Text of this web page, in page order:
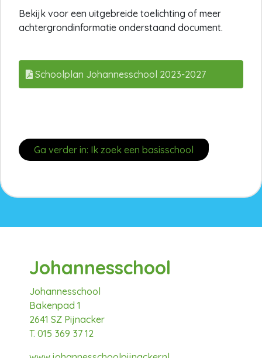
Bekijk voor een uitgebreide toelichting of meer
achtergrondinformatie onderstaand document.
Schoolplan Johannesschool 2023-2027
Ga verder in: Ik zoek een basisschool
Johannesschool
Johannesschool
Bakenpad 1
2641 SZ Pijnacker
T. 015 369 37 12